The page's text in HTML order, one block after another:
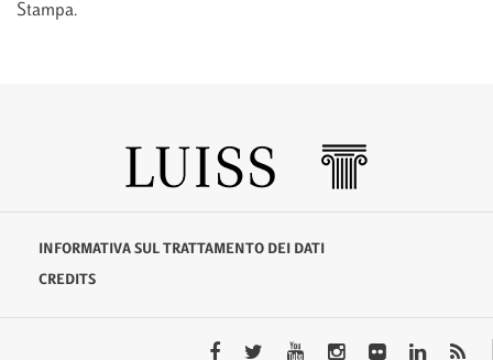
Stampa.
INFORMATIVA SUL TRATTAMENTO DEI DATI
CREDITS